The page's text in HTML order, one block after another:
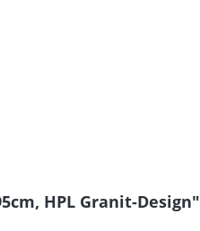
HPL Granit-Design"